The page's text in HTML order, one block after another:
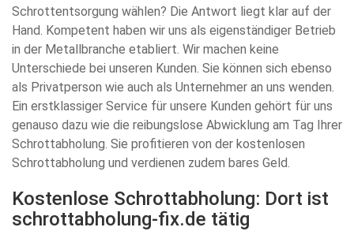
Schrottentsorgung wählen? Die Antwort liegt klar auf der
Hand. Kompetent haben wir uns als eigenständiger Betrieb
in der Metallbranche etabliert. Wir machen keine
Unterschiede bei unseren Kunden. Sie können sich ebenso
als Privatperson wie auch als Unternehmer an uns wenden.
Ein erstklassiger Service für unsere Kunden gehört für uns
genauso dazu wie die reibungslose Abwicklung am Tag Ihrer
Schrottabholung. Sie profitieren von der kostenlosen
Schrottabholung und verdienen zudem bares Geld.
Kostenlose Schrottabholung: Dort ist
schrottabholung-fix.de tätig